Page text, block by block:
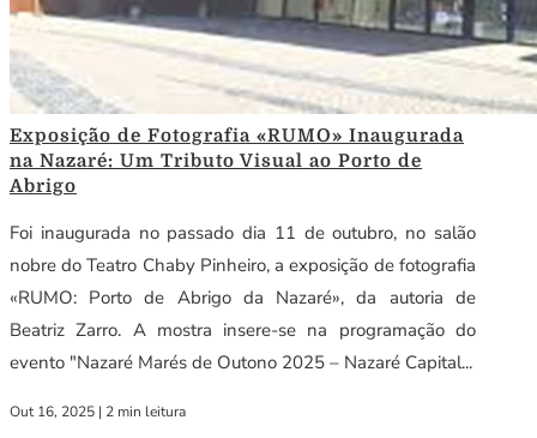
Exposição de Fotografia «RUMO» Inaugurada
na Nazaré: Um Tributo Visual ao Porto de
Abrigo
Foi inaugurada no passado dia 11 de outubro, no salão
nobre do Teatro Chaby Pinheiro, a exposição de fotografia
«RUMO: Porto de Abrigo da Nazaré», da autoria de
Beatriz Zarro. A mostra insere-se na programação do
evento "Nazaré Marés de Outono 2025 – Nazaré Capital...
Out 16, 2025 | 2 min leitura